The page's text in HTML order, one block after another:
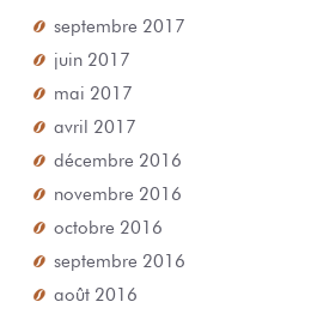
septembre 2017
juin 2017
mai 2017
avril 2017
décembre 2016
novembre 2016
octobre 2016
septembre 2016
août 2016